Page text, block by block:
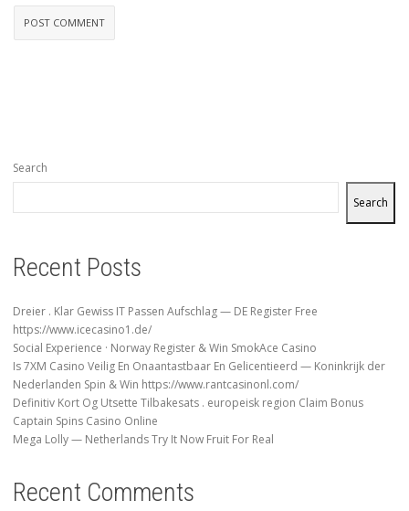
Search
Search
Recent Posts
Dreier . Klar Gewiss IT Passen Aufschlag — DE Register Free
https://www.icecasino1.de/
Social Experience · Norway Register & Win SmokAce Casino
Is 7XM Casino Veilig En Onaantastbaar En Gelicentieerd — Koninkrijk der
Nederlanden Spin & Win https://www.rantcasinonl.com/
Definitiv Kort Og Utsette Tilbakesats . europeisk region Claim Bonus
Captain Spins Casino Online
Mega Lolly — Netherlands Try It Now Fruit For Real
Recent Comments